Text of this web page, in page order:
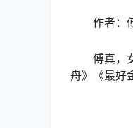
作者：
傅真，
舟》《最好